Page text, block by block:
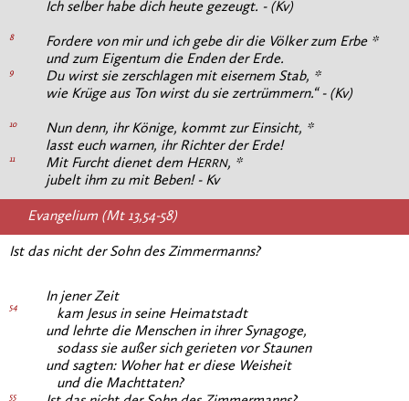
Ich selber habe dich heute gezeugt. - (Kv)
8
Fordere von mir und ich gebe dir die Völker zum Erbe *
und zum Eigentum die Enden der Erde.
9
Du wirst sie zerschlagen mit eisernem Stab, *
wie Krüge aus Ton wirst du sie zertrümmern.“ - (Kv)
10
Nun denn, ihr Könige, kommt zur Einsicht, *
lasst euch warnen, ihr Richter der Erde!
11 Mit Furcht dienet dem HERRN, *
jubelt ihm zu mit Beben! - Kv
Evangelium (Mt 13,54-58)
Ist das nicht der Sohn des Zimmermanns?
54
In jener Zeit
kam Jesus in seine Heimatstadt
und lehrte die Menschen in ihrer Synagoge,
sodass sie außer sich gerieten vor Staunen
und sagten: Woher hat er diese Weisheit
und die Machttaten?
55